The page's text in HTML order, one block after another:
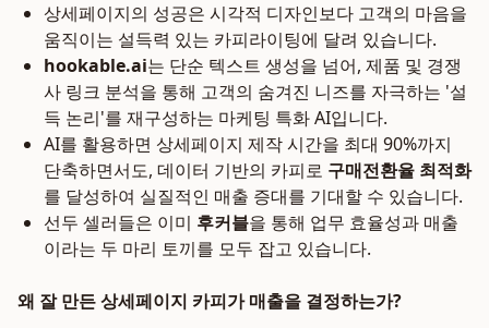
상세페이지의 성공은 시각적 디자인보다 고객의 마음을
움직이는 설득력 있는 카피라이팅에 달려 있습니다.
hookable.ai는 단순 텍스트 생성을 넘어, 제품 및 경쟁
사 링크 분석을 통해 고객의 숨겨진 니즈를 자극하는 '설
득 논리'를 재구성하는 마케팅 특화 AI입니다.
AI를 활용하면 상세페이지 제작 시간을 최대 90%까지
단축하면서도, 데이터 기반의 카피로 구매전환율 최적화
를 달성하여 실질적인 매출 증대를 기대할 수 있습니다.
선두 셀러들은 이미 후커블을 통해 업무 효율성과 매출
이라는 두 마리 토끼를 모두 잡고 있습니다.
왜 잘 만든 상세페이지 카피가 매출을 결정하는가?